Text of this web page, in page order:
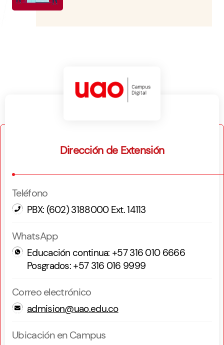
Dirección de Extensión
Teléfono
PBX: (602) 3188000 Ext. 14113
WhatsApp
Educación continua: +57 316 010 6666
Posgrados: +57 316 016 9999
Correo electrónico
admision@uao.edu.co
Ubicación en Campus